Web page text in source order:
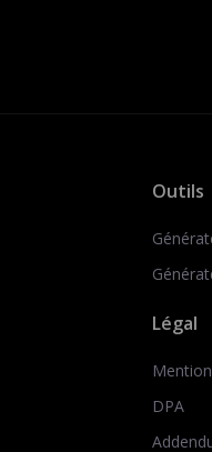
Outils
Légal
DPA